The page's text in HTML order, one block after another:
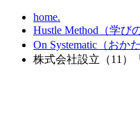
home.
Hustle Method（学び
On Systematic（おか